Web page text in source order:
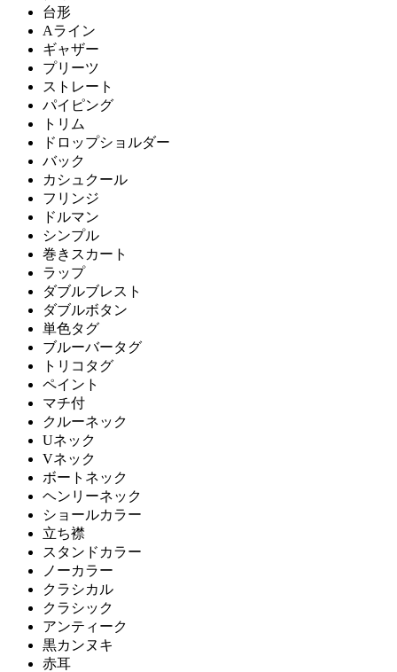
台形
Aライン
ギャザー
プリーツ
ストレート
パイピング
トリム
ドロップショルダー
バック
カシュクール
フリンジ
ドルマン
シンプル
巻きスカート
ラップ
ダブルブレスト
ダブルボタン
単色タグ
ブルーバータグ
トリコタグ
ペイント
マチ付
クルーネック
Uネック
Vネック
ボートネック
ヘンリーネック
ショールカラー
立ち襟
スタンドカラー
ノーカラー
クラシカル
クラシック
アンティーク
黒カンヌキ
赤耳